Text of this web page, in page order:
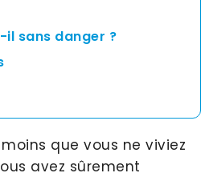
sans danger ?
que vous ne viviez
avez sûrement